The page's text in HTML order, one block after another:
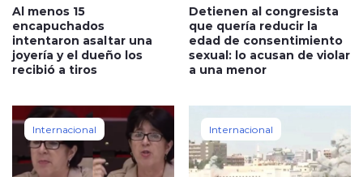
Al menos 15
encapuchados
intentaron asaltar una
joyería y el dueño los
recibió a tiros
Detienen al congresista
que quería reducir la
edad de consentimiento
sexual: lo acusan de violar
a una menor
Internacional Internacional